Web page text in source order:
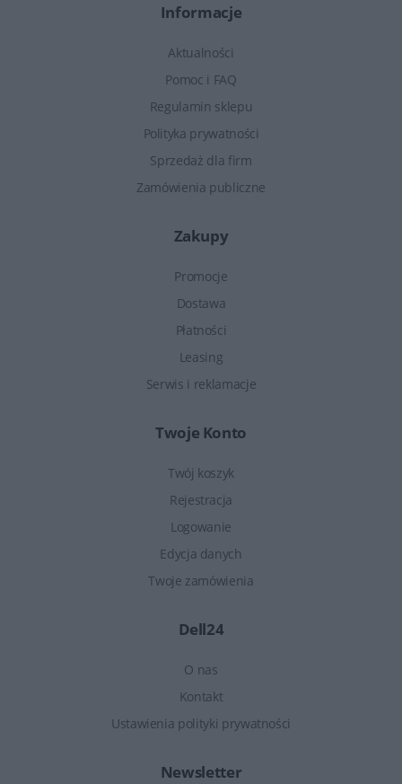
Informacje
Aktualności
Pomoc i FAQ
Regulamin sklepu
Polityka prywatności
Sprzedaż dla firm
Zamówienia publiczne
Zakupy
Promocje
Dostawa
Płatności
Leasing
Serwis i reklamacje
Twoje Konto
Twój koszyk
Rejestracja
Logowanie
Edycja danych
Twoje zamówienia
Dell24
O nas
Kontakt
Ustawienia polityki prywatności
Newsletter